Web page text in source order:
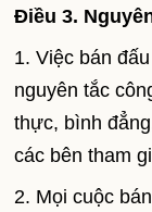
Điều 3.
1. Việc bán
nguyên tắc
thực, bình
các bên tham
2. Mọi cuộc